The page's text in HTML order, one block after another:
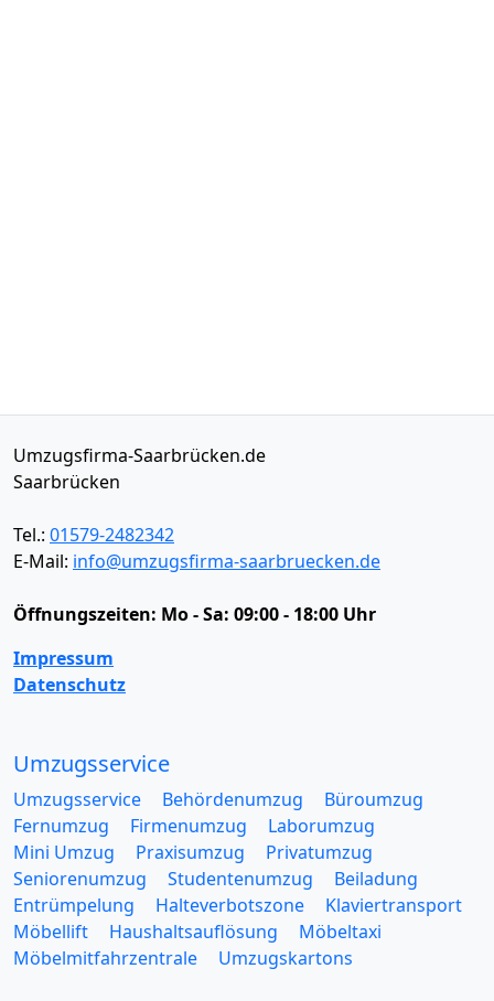
Umzugsfirma-Saarbrücken.de
Saarbrücken
Tel.: 01579-2482342
E-Mail: info@umzugsfirma-saarbruecken.de
Öffnungszeiten: Mo - Sa: 09:00 - 18:00 Uhr
Impressum
Datenschutz
Umzugsservice
Umzugsservice Behördenumzug
Büroumzug
Fernumzug
Firmenumzug
Laborumzug
Mini Umzug
Praxisumzug
Privatumzug
Seniorenumzug
Studentenumzug
Beiladung
Entrümpelung
Halteverbotszone
Klaviertransport
Möbellift
Haushaltsauflösung
Möbeltaxi
Möbelmitfahrzentrale
Umzugskartons